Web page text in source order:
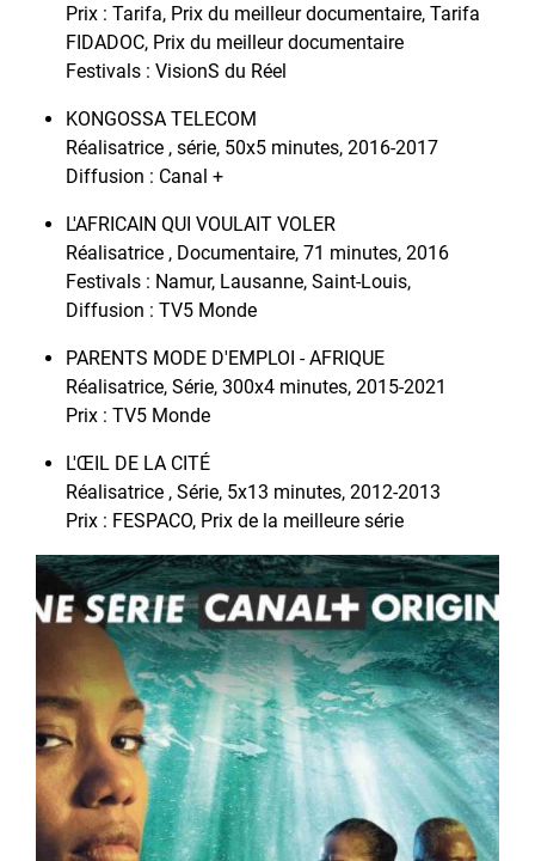
Prix : Tarifa, Prix du meilleur documentaire, Tarifa
FIDADOC, Prix du meilleur documentaire
Festivals : VisionS du Réel
KONGOSSA TELECOM
Réalisatrice , série, 50x5 minutes, 2016-2017
Diffusion : Canal +
L'AFRICAIN QUI VOULAIT VOLER
Réalisatrice , Documentaire, 71 minutes, 2016
Festivals : Namur, Lausanne, Saint-Louis,
Diffusion : TV5 Monde
PARENTS MODE D'EMPLOI - AFRIQUE
Réalisatrice, Série, 300x4 minutes, 2015-2021
Prix : TV5 Monde
L'ŒIL DE LA CITÉ
Réalisatrice , Série, 5x13 minutes, 2012-2013
Prix : FESPACO, Prix de la meilleure série